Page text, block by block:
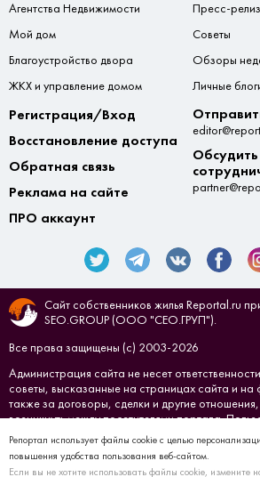
Репортал использует файлы cookie с целью
повышения удобства пользования веб-сайтом.
Если вы не хотите использовать файлы cookie, измените
Агентства Недвижимости
Мой дом
Благоустройство двора
ЖКХ и управление домом
Пресс-
Советы
Обзоры
Личные
Регистрация/Вход
Восстановление доступа
Обратная связь
Реклама на сайте
ПРО аккаунт
Обсудить
Сайт собственников жилья Reportal.ru
SEO.GROUP (ООО "СЕО.ГРУП").
Все права защищены (с) 2003-2026
Администрация сайта не несет
советы, высказанные на страницах сайта и
также за договоры, сделки и другие
возникнуть между посетителями портала.
Создано в СЕО.ГРУП